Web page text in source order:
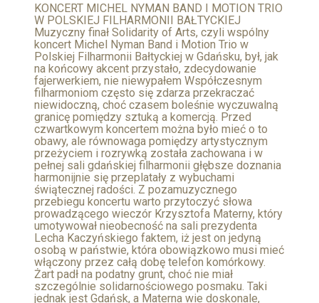
KONCERT MICHEL NYMAN BAND I MOTION TRIO
W POLSKIEJ FILHARMONII BAŁTYCKIEJ
Muzyczny finał Solidarity of Arts, czyli wspólny
koncert Michel Nyman Band i Motion Trio w
Polskiej Filharmonii Bałtyckiej w Gdańsku, był, jak
na końcowy akcent przystało, zdecydowanie
fajerwerkiem, nie niewypałem Współczesnym
filharmoniom często się zdarza przekraczać
niewidoczną, choć czasem boleśnie wyczuwalną
granicę pomiędzy sztuką a komercją. Przed
czwartkowym koncertem można było mieć o to
obawy, ale równowaga pomiędzy artystycznym
przeżyciem i rozrywką została zachowana i w
pełnej sali gdańskiej filharmonii głębsze doznania
harmonijnie się przeplatały z wybuchami
świątecznej radości. Z pozamuzycznego
przebiegu koncertu warto przytoczyć słowa
prowadzącego wieczór Krzysztofa Materny, który
umotywował nieobecność na sali prezydenta
Lecha Kaczyńskiego faktem, iż jest on jedyną
osobą w państwie, która obowiązkowo musi mieć
włączony przez całą dobę telefon komórkowy.
Żart padł na podatny grunt, choć nie miał
szczególnie solidarnościowego posmaku. Taki
jednak jest Gdańsk, a Materna wie doskonale,